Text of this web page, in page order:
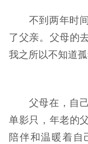
不到两年时
了父亲。父母的
我之所以不知道
父母在，自
单影只，年老的
陪伴和温暖着自